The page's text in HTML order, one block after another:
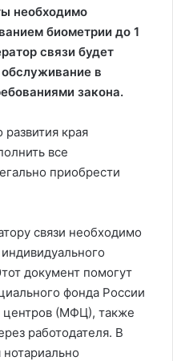
необходимо
биометрии до 1
связи будет
в
закона.
края
все
приобрести
связи необходимо
документ помогут
фонда России
центров (МФЦ), также
работодателя. В